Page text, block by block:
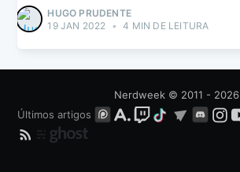
HUGO PRUDENTE
19 JAN 2022
• 4 MIN DE LEITURA
Nerdweek© 2011 - 2026
Últimos artigos